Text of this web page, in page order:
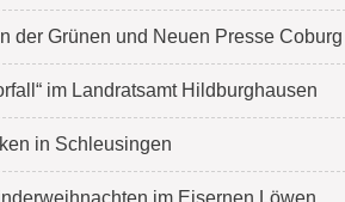
der Grünen und Neuen Presse
im Landratsamt Hildburghausen
in Schleusingen
im Eisernen Löwen